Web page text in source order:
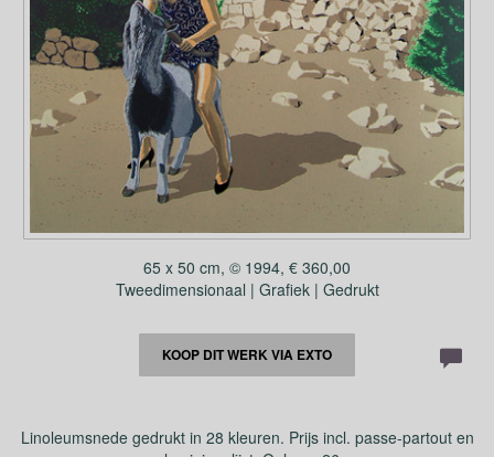
65 x 50 cm, © 1994, € 360,00
Tweedimensionaal | Grafiek | Gedrukt
KOOP DIT WERK VIA EXTO
Linoleumsnede gedrukt in 28 kleuren. Prijs incl. passe-partout en